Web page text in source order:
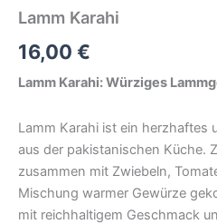
Lamm Karahi
16,00 €
Lamm Karahi: Würziges
Lamm Karahi ist ein herzhaftes
aus der pakistanischen Küche.
zusammen mit Zwiebeln,
Mischung warmer Gewürze
mit reichhaltigem Geschmack